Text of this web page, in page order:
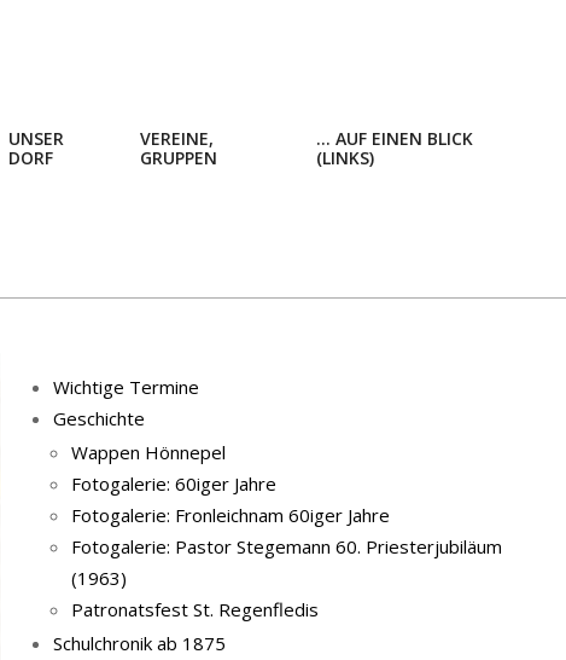
UNSER
DORF
VEREINE,
GRUPPEN
… AUF EINEN BLICK
(LINKS)
Wichtige Termine
Geschichte
Wappen Hönnepel
Fotogalerie: 60iger Jahre
Fotogalerie: Fronleichnam 60iger Jahre
Fotogalerie: Pastor Stegemann 60. Priesterjubiläum
(1963)
Patronatsfest St. Regenfledis
Schulchronik ab 1875